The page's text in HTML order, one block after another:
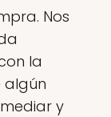
Nos
la
algún
y